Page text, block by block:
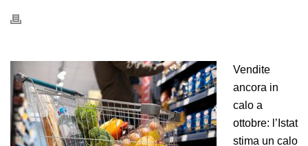
Vendite
ancora in
calo a
ottobre: l’Istat
stima un calo